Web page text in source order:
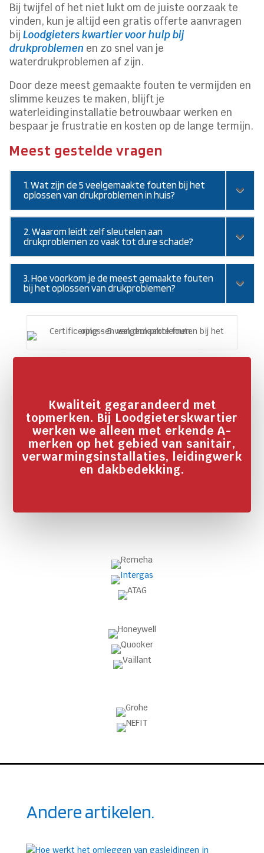
Bij twijfel of het niet lukt om de juiste oorzaak te
vinden, kun je altijd een gratis offerte aanvragen
bijLoodgieters kwartier voor hulp bij
drukproblemen en zo snel van je
waterdrukproblemen af zijn.
Door deze meest gemaakte fouten te vermijden en
slimme keuzes te maken, blijft je
waterleidinginstallatie betrouwbaar werken en
bespaar je frustratie en kosten op de lange termijn.
Meest gestelde vragen
1. Wat zijn de 5 veelgemaakte fouten bij het
oplossen van drukproblemen in huis?
2. Waarom leidt zelf sleutelen aan
drukproblemen zo vaak tot dure schade?
3. Hoe voorkom je de meest gemaakte fouten
bij het oplossen van drukproblemen?
Kwaliteit gegarandeerd met
topmerken. Bij Loodgieterskwartier
werken we alleen met erkende A-
merken op het gebied van sanitair,
verwarmingsinstallaties, leidingwerk
en dakbedekking.
Andere artikelen.